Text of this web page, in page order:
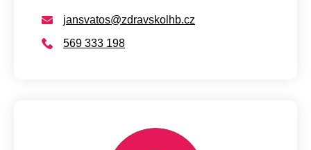
jansvatos@zdravskolhb.cz
569 333 198